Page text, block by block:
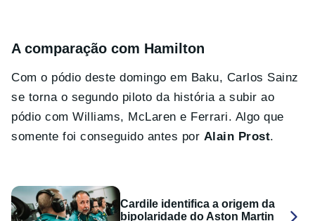
A comparação com Hamilton
Com o pódio deste domingo em Baku, Carlos Sainz
se torna o segundo piloto da história a subir ao
pódio com Williams, McLaren e Ferrari. Algo que
somente foi conseguido antes por Alain Prost.
Cardile identifica a origem da
bipolaridade do Aston Martin